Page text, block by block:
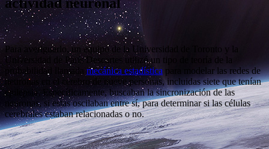
actividad neuronal
Para averiguarlo, un equipo de la Universidad de Toronto y la
Universidad de París Descartes utilizó un tipo de teoría de la
probabilidad llamada mecánica estadística para modelar las redes de
neuronas en el cerebro de nueve personas, incluidas siete que tenían
epilepsia. Específicamente, buscaban la sincronización de las
neuronas, si estas oscilaban entre sí, para determinar si las células
cerebrales estaban relacionadas o no.